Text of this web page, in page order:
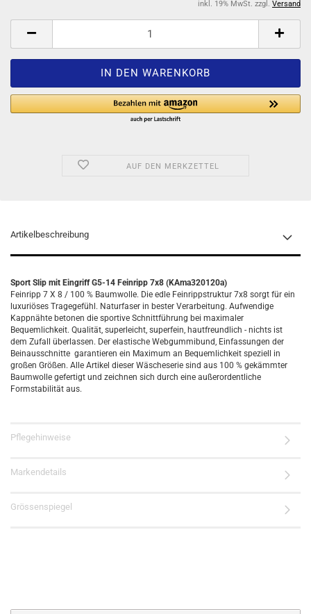
inkl. 19% MwSt. zzgl. Versand
AUF DEN MERKZETTEL
Artikelbeschreibung
Sport Slip mit Eingriff G5-14 Feinripp 7x8 (KAma320120a)
Feinripp 7 X 8 / 100 % Baumwolle. Die edle Feinrippstruktur 7x8 sorgt für ein
luxuriöses Tragegefühl. Naturfaser in bester Verarbeitung. Aufwendige
Kappnähte betonen die sportive Schnittführung bei maximaler
Bequemlichkeit. Qualität, superleicht, superfein, hautfreundlich - nichts ist
dem Zufall überlassen. Der elastische Webgummibund, Einfassungen der
Beinausschnitte garantieren ein Maximum an Bequemlichkeit speziell in
großen Größen. Alle Artikel dieser Wäscheserie sind aus 100 % gekämmter
Baumwolle gefertigt und zeichnen sich durch eine außerordentliche
Formstabilität aus.
Pflegehinweise
Markendetails
Grössenspiegel